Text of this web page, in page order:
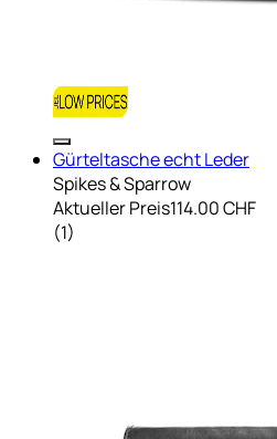
Gürteltasche echt Leder
Spikes & Sparrow
Aktueller Preis114.00 CHF
(1)